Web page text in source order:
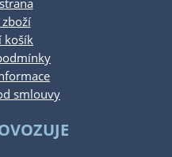
košík
smlouvy